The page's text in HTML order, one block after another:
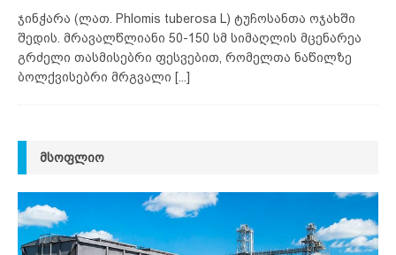
ჯინჭარა (ლათ. Phlomis tuberosa L) ტუჩოსანთა ოჯახში
შედის. მრავალწლიანი 50-150 სმ სიმაღლის მცენარეა
გრძელი თასმისებრი ფესვებით, რომელთა ნაწილზე
ბოლქვისებრი მრგვალი [...]
ᲛᲡᲝᲤᲚᲘᲝ